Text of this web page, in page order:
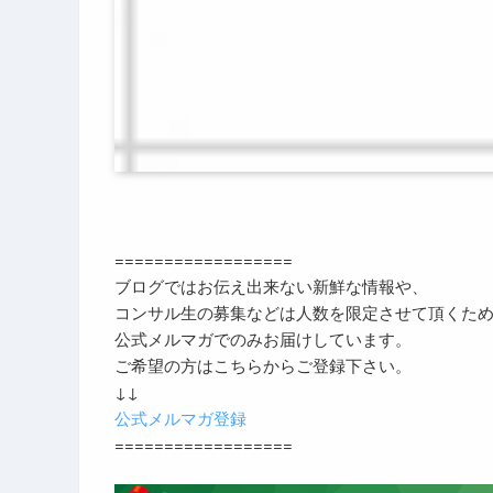
==================
ブログではお伝え出来ない新鮮な情報や、
コンサル生の募集などは人数を限定させて頂くため
公式メルマガでのみお届けしています。
ご希望の方はこちらからご登録下さい。
↓↓
公式メルマガ登録
==================